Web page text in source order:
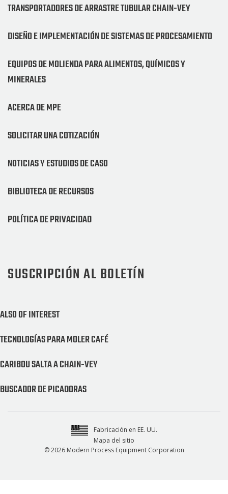
TRANSPORTADORES DE ARRASTRE TUBULAR CHAIN-VEY
DISEÑO E IMPLEMENTACIÓN DE SISTEMAS DE PROCESAMIENTO
EQUIPOS DE MOLIENDA PARA ALIMENTOS, QUÍMICOS Y
MINERALES
ACERCA DE MPE
SOLICITAR UNA COTIZACIÓN
NOTICIAS Y ESTUDIOS DE CASO
BIBLIOTECA DE RECURSOS
POLÍTICA DE PRIVACIDAD
SUSCRIPCIÓN AL BOLETÍN
ALSO OF INTEREST
TECNOLOGÍAS PARA MOLER CAFÉ
CARIBOU SALTA A CHAIN-VEY
BUSCADOR DE PICADORAS
Fabricación en EE. UU.
Mapa del sitio
© 2026 Modern Process Equipment Corporation